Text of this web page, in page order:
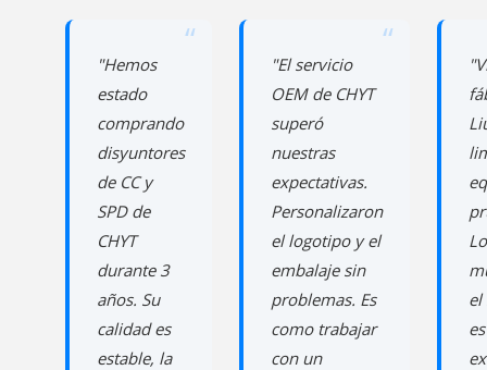
“
"Hemos
estado
comprando
disyuntores
de CC y
SPD de
CHYT
durante 3
años. Su
calidad es
estable, la
“
"El servicio
OEM de CHYT
superó
nuestras
expectativas.
Personalizaron
el logotipo y el
embalaje sin
problemas. Es
como trabajar
con un
el
es